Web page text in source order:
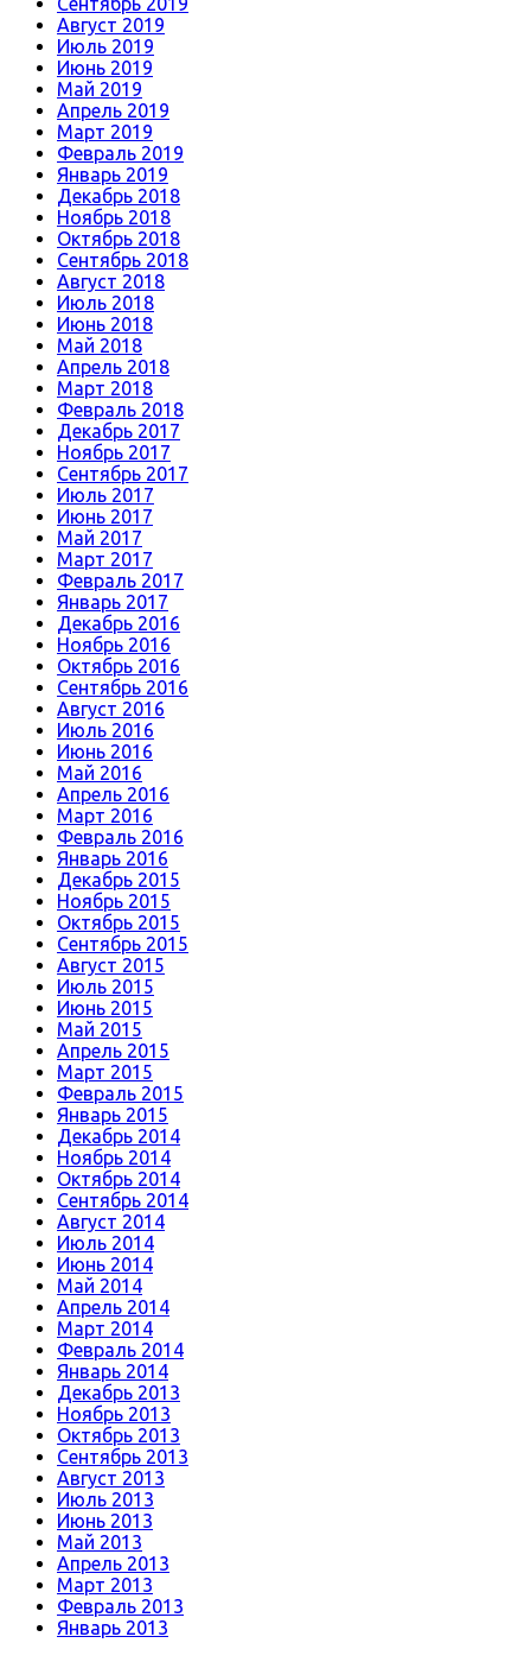
Август 2019
Июль 2019
Июнь 2019
Май 2019
Апрель 2019
Март 2019
Февраль 2019
Январь 2019
Декабрь 2018
Ноябрь 2018
Октябрь 2018
Сентябрь 2018
Август 2018
Июль 2018
Июнь 2018
Май 2018
Апрель 2018
Март 2018
Февраль 2018
Декабрь 2017
Ноябрь 2017
Сентябрь 2017
Июль 2017
Июнь 2017
Май 2017
Март 2017
Февраль 2017
Январь 2017
Декабрь 2016
Ноябрь 2016
Октябрь 2016
Сентябрь 2016
Август 2016
Июль 2016
Июнь 2016
Май 2016
Апрель 2016
Март 2016
Февраль 2016
Январь 2016
Декабрь 2015
Ноябрь 2015
Октябрь 2015
Сентябрь 2015
Август 2015
Июль 2015
Июнь 2015
Май 2015
Апрель 2015
Март 2015
Февраль 2015
Январь 2015
Декабрь 2014
Ноябрь 2014
Октябрь 2014
Сентябрь 2014
Август 2014
Июль 2014
Июнь 2014
Май 2014
Апрель 2014
Март 2014
Февраль 2014
Январь 2014
Декабрь 2013
Ноябрь 2013
Октябрь 2013
Сентябрь 2013
Август 2013
Июль 2013
Июнь 2013
Май 2013
Апрель 2013
Март 2013
Февраль 2013
Январь 2013